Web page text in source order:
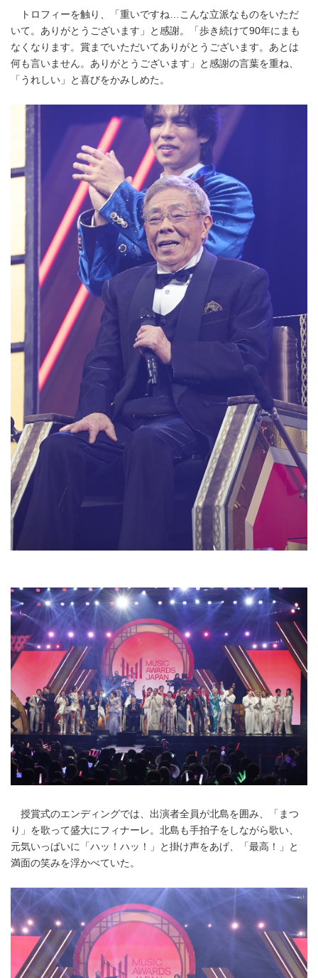
トロフィーを触り、「重いですね…こんな立派なものをいただ
いて。ありがとうございます」と感謝。「歩き続けて90年にまも
なくなります。賞までいただいてありがとうございます。あとは
何も言いません。ありがとうございます」と感謝の言葉を重ね、
「うれしい」と喜びをかみしめた。
授賞式のエンディングでは、出演者全員が北島を囲み、「まつ
り」を歌って盛大にフィナーレ。北島も手拍子をしながら歌い、
元気いっぱいに「ハッ！ハッ！」と掛け声をあげ、「最高！」と
満面の笑みを浮かべていた。